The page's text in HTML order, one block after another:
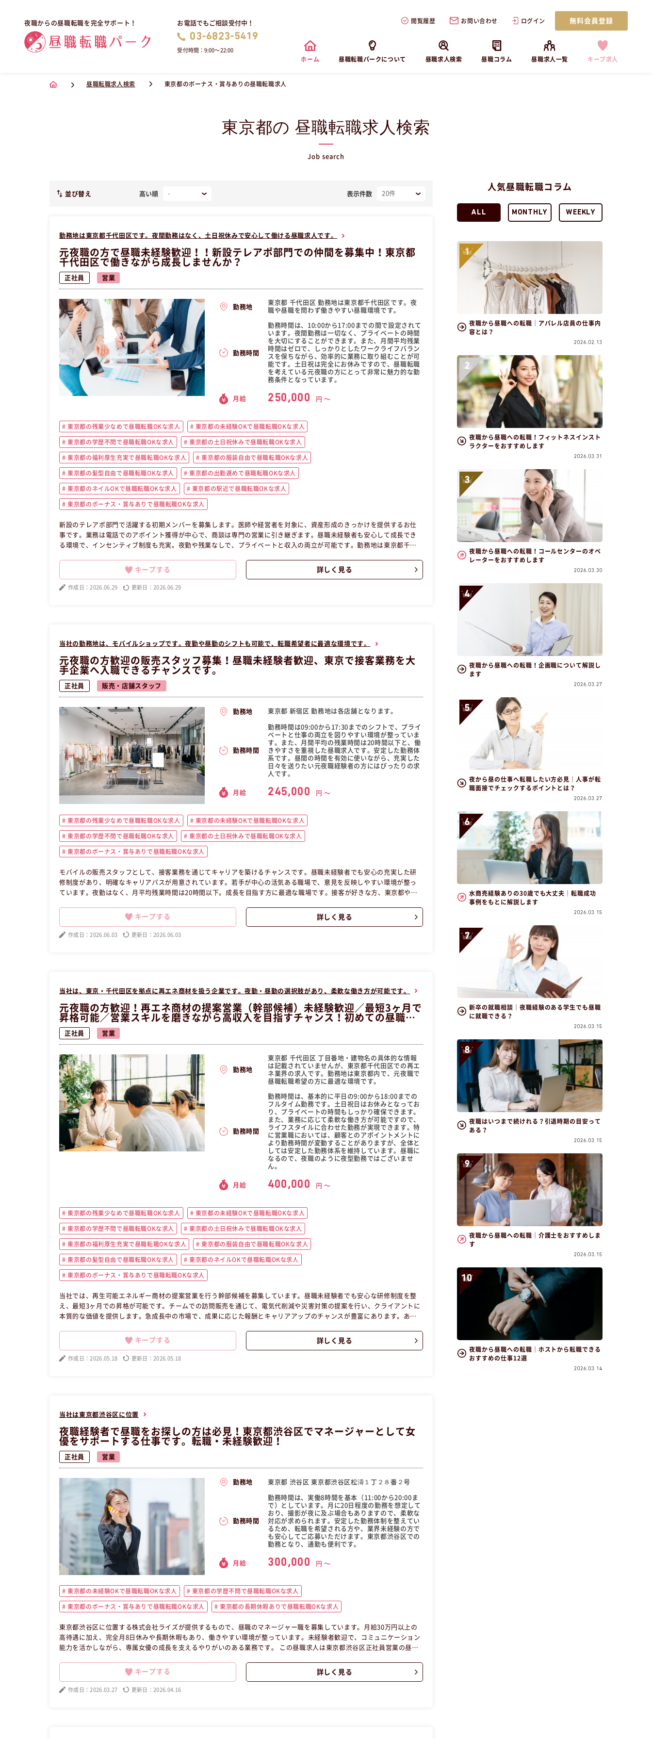
夜職からの昼職転職を完全サポート！ お電話でもご相談受付中！
03-6823-5419
受付時間：9:00〜22:00
閲覧履歴 お問い合わせ ログイン 無料会員登録
ホーム 昼職転職パークについて 昼職求人検索 昼職コラム 昼職求人一覧 キープ求人
昼職転職求人検索 東京都のボーナス・賞与ありの昼職転職求人
東京都の 昼職転職求人検索
Job search
並び替え 高い順 表示件数
勤務地は東京都千代田区です。夜間勤務はなく、土日祝休みで安心して働ける昼職求人です。
元夜職の方で昼職未経験歓迎！！新設テレアポ部門での仲間を募集中！東京都
千代田区で働きながら成長しませんか？
正社員 営業
勤務地
東京都 千代田区 勤務地は東京都千代田区です。夜
職や昼職を問わず働きやすい昼職環境です。
勤務時間
勤務時間は、10:00から17:00までの間で設定されて
います。夜間勤務は一切なく、プライベートの時間
を大切にすることができます。また、月間平均残業
時間はゼロで、しっかりとしたワークライフバラン
スを保ちながら、効率的に業務に取り組むことが可
能です。土日祝は完全にお休みですので、昼職転職
を考えている元夜職の方にとって非常に魅力的な勤
務条件となっています。
月給 250,000 円 〜
東京都の残業少なめで昼職転職OKな求人 東京都の未経験OKで昼職転職OKな求人
東京都の学歴不問で昼職転職OKな求人 東京都の土日祝休みで昼職転職OKな求人
東京都の福利厚生充実で昼職転職OKな求人 東京都の服装自由で昼職転職OKな求人
東京都の髪型自由で昼職転職OKな求人 東京都の出勤遅めで昼職転職OKな求人
東京都のネイルOKで昼職転職OKな求人 東京都の駅近で昼職転職OKな求人
東京都のボーナス・賞与ありで昼職転職OKな求人
新設のテレアポ部門で活躍する初期メンバーを募集します。医師や経営者を対象に、資産形成のきっかけを提供するお仕
事です。業務は電話でのアポイント獲得が中心で、商談は専門の営業に引き継ぎます。昼職未経験者も安心して成長でき
る環境で、インセンティブ制度も充実。夜勤や残業なしで、プライベートと収入の両立が可能です。勤務地は東京都千代
キープする 詳しく見る
作成日：2026.06.29 更新日：2026.06.29
当社の勤務地は、モバイルショップです。夜勤や昼勤のシフトも可能で、転職希望者に最適な環境です。
元夜職の方歓迎の販売スタッフ募集！昼職未経験者歓迎、東京で接客業務を大
手企業へ入職できるチャンスです。
正社員 販売・店舗スタッフ
勤務地 東京都 新宿区 勤務地は各店舗となります。
勤務時間
勤務時間は09:00から17:30までのシフトで、プライ
ベートと仕事の両立を図りやすい環境が整っていま
す。また、月間平均の残業時間は20時間以下と、働
きやすさを重視した昼職求人です。安定した勤務体
系です。昼間の時間を有効に使いながら、充実した
日々を送りたい元夜職経験者の方にはぴったりの求
人です。
月給 245,000 円 〜
東京都の残業少なめで昼職転職OKな求人 東京都の未経験OKで昼職転職OKな求人
東京都の学歴不問で昼職転職OKな求人 東京都の土日祝休みで昼職転職OKな求人
東京都のボーナス・賞与ありで昼職転職OKな求人
モバイルの販売スタッフとして、接客業務を通じてキャリアを築けるチャンスです。昼職未経験者でも安心の充実した研
修制度があり、明確なキャリアパスが用意されています。若手が中心の活気ある職場で、意見を反映しやすい環境が整っ
ています。夜勤はなく、月平均残業時間は20時間以下。成長を目指す方に最適な職場です。接客が好きな方、東京都や首
スタッフの昼職へ転職したい方の求人です。
キープする 詳しく見る
作成日：2026.06.03 更新日：2026.06.03
当社は、東京・千代田区を拠点に再エネ商材を扱う企業です。夜勤・昼勤の選択肢があり、柔軟な働き方が可能です。
元夜職の方歓迎！再エネ商材の提案営業（幹部候補）未経験歓迎／最短3ヶ月で
昇格可能／営業スキルを磨きながら高収入を目指すチャンス！初めての昼職で
もOK
正社員 営業
勤務地
東京都 千代田区 丁目番地・建物名の具体的な情報
は記載されていませんが、東京都千代田区での再エ
ネ業界の求人です。勤務地は東京都内で、元夜職で
昼職転職希望の方に最適な環境です。
勤務時間
勤務時間は、基本的に平日の9:00から18:00までの
フルタイム勤務です。土日祝日はお休みとなってお
り、プライベートの時間もしっかり確保できます。
また、業務に応じて柔軟な働き方が可能ですので、
ライフスタイルに合わせた勤務が実現できます。特
に営業職においては、顧客とのアポイントメントに
より勤務時間が変動することがありますが、全体と
しては安定した勤務体系を維持しています。昼職に
なるので、夜職のように夜型勤務ではございませ
ん。
月給 400,000 円 〜
東京都の残業少なめで昼職転職OKな求人 東京都の未経験OKで昼職転職OKな求人
東京都の学歴不問で昼職転職OKな求人 東京都の土日祝休みで昼職転職OKな求人
東京都の福利厚生充実で昼職転職OKな求人 東京都の服装自由で昼職転職OKな求人
東京都の髪型自由で昼職転職OKな求人 東京都のネイルOKで昼職転職OKな求人
東京都のボーナス・賞与ありで昼職転職OKな求人
当社では、再生可能エネルギー商材の提案営業を行う幹部候補を募集しています。昼職未経験者でも安心な研修制度を整
え、最短3ヶ月での昇格が可能です。チームでの訪問販売を通じて、電気代削減や災害対策の提案を行い、クライアントに
本質的な価値を提供します。急成長中の市場で、成果に応じた報酬とキャリアアップのチャンスが豊富にあります。あな
職へ転職したい方の求人です。
キープする 詳しく見る
作成日：2026.05.18 更新日：2026.05.18
当社は東京都渋谷区に位置
夜職経験者で昼職をお探しの方は必見！東京都渋谷区でマネージャーとして女
優をサポートする仕事です。転職・未経験歓迎！
正社員 営業
勤務地 東京都 渋谷区 東京都渋谷区松濤１丁２８番２号
勤務時間
勤務時間は、実働8時間を基本（11:00から20:00ま
で）としています。月に20日程度の勤務を想定して
おり、撮影が夜に及ぶ場合もありますので、柔軟な
対応が求められます。安定した勤務体制を整えてい
るため、転職を希望される方や、業界未経験の方で
も安心してご応募いただけます。東京都渋谷区での
勤務となり、通勤も便利です。
月給 300,000 円 〜
東京都の未経験OKで昼職転職OKな求人 東京都の学歴不問で昼職転職OKな求人
東京都のボーナス・賞与ありで昼職転職OKな求人 東京都の長期休暇ありで昼職転職OKな求人
東京都渋谷区に位置する株式会社ライズが提供するもので、昼職のマネージャー職を募集しています。月給30万円以上の
高待遇に加え、完全月8日休みや長期休暇もあり、働きやすい環境が整っています。未経験者歓迎で、コミュニケーション
能力を活かしながら、専属女優の成長を支えるやりがいのある業務です。 この昼職求人は東京都渋谷区正社員営業の昼職
キープする 詳しく見る
作成日：2026.03.27 更新日：2026.04.16
人気昼職転職コラム
ALL MONTHLY WEEKLY
夜職から昼職への転職｜アパレル店員の仕事内
容とは？
2026.02.13
夜職から昼職への転職！フィットネスインスト
ラクターをおすすめします
2026.03.31
夜職から昼職への転職！コールセンターのオペ
レーターをおすすめします
2026.03.30
夜職から昼職への転職！企画職について解説し
ます
2026.03.27
夜から昼の仕事へ転職したい方必見｜人事が転
職面接でチェックするポイントとは？
2026.03.27
水商売経験ありの30歳でも大丈夫｜転職成功
事例をもとに解説します
2026.03.15
新卒の就職相談｜夜職経験のある学生でも昼職
に就職できる？
2026.03.15
夜職はいつまで続けれる？引退時期の目安って
ある？
2026.03.15
夜職から昼職への転職｜介護士をおすすめしま
す
2026.03.15
夜職から昼職への転職｜ホストから転職できる
おすすめの仕事12選
2026.03.14